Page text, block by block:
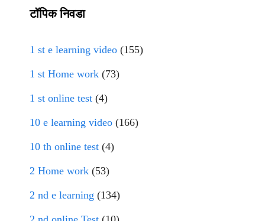
टॉपिक निवडा
1 st e learning video (155)
1 st Home work (73)
1 st online test (4)
10 e learning video (166)
10 th online test (4)
2 Home work (53)
2 nd e learning (134)